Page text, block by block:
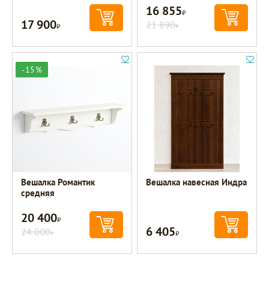
17 900Р
16 855Р
21 890Р
-15%
Вешалка Романтик
средняя
20 400Р
24 000Р
Вешалка навесная Индра
6 405Р